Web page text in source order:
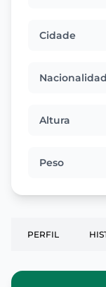
Cidade
Altura
Peso
PERFIL